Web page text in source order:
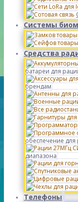
Системы
Средства
батареи для
брендам
обеспечение для
диапазона
Телефоны